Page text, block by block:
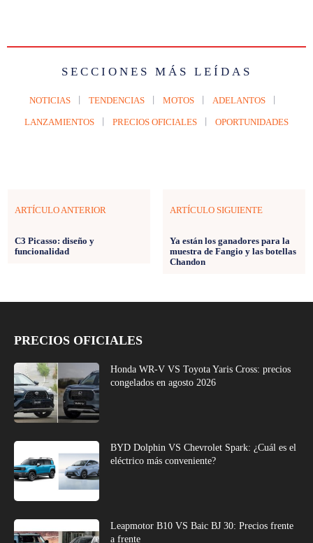
SECCIONES MÁS LEÍDAS
NOTICIAS TENDENCIAS MOTOS ADELANTOS
LANZAMIENTOS PRECIOS OFICIALES OPORTUNIDADES
ARTÍCULO ANTERIOR
C3 Picasso: diseño y
funcionalidad
ARTÍCULO SIGUIENTE
Ya están los ganadores para la
muestra de Fangio y las botellas
Chandon
PRECIOS OFICIALES
Honda WR-V VS Toyota Yaris Cross: precios
congelados en agosto 2026
BYD Dolphin VS Chevrolet Spark: ¿Cuál es el
eléctrico más conveniente?
Leapmotor B10 VS Baic BJ 30: Precios frente
a frente